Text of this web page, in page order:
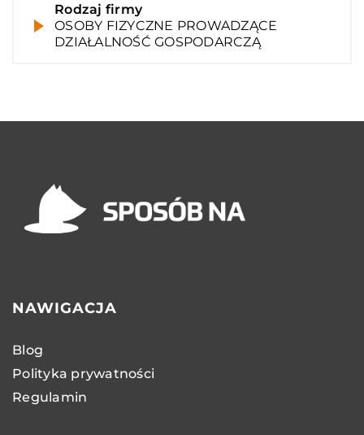
Rodzaj firmy
OSOBY FIZYCZNE PROWADZĄCE
DZIAŁALNOŚĆ GOSPODARCZĄ
NAWIGACJA
Blog
Polityka prywatności
Regulamin